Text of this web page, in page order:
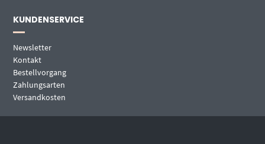
KUNDENSERVICE
Newsletter
Kontakt
Bestellvorgang
Zahlungsarten
Versandkosten